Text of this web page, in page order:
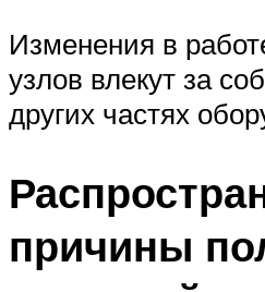
Изменения в
узлов влекут за
других частях
причины